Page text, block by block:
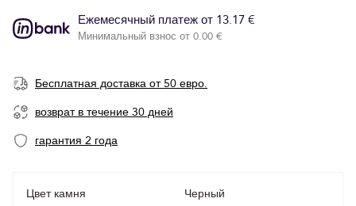
Ежемесячный платеж от 13.17 €
Минимальный взнос от 0.00 €
Бесплатная доставка от 50 евро.
возврат в течение 30 дней
гарантия 2 года
Цвет камня
Черный